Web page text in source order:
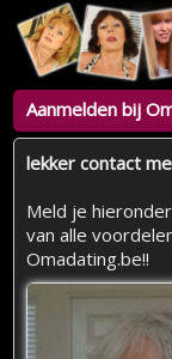
Aanmelden bij
lekker contact
Meld je
van alle
Omadating.be!!